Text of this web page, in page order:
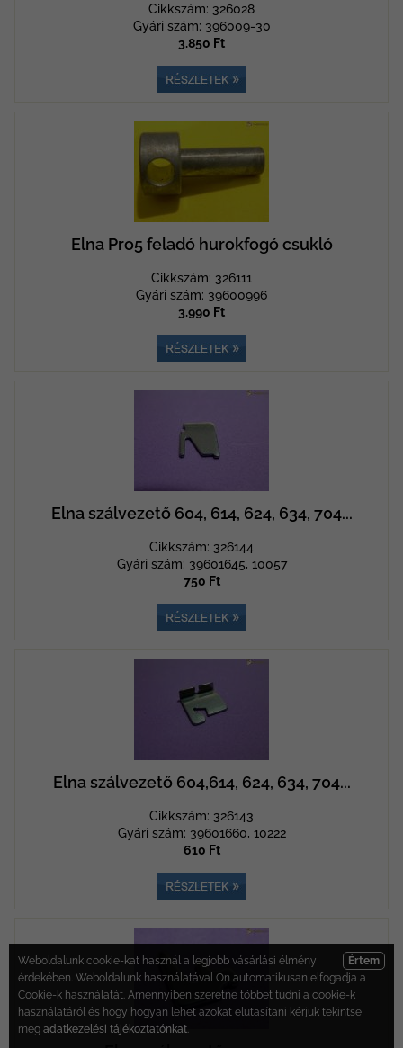
Cikkszám: 326028
Gyári szám: 396009-30
3.850 Ft
Elna Pro5 feladó hurokfogó csukló
Cikkszám: 326111
Gyári szám: 39600996
3.990 Ft
Elna szálvezető 604, 614, 624, 634, 704...
Cikkszám: 326144
Gyári szám: 39601645, 10057
750 Ft
Elna szálvezető 604,614, 624, 634, 704...
Cikkszám: 326143
Gyári szám: 39601660, 10222
610 Ft
Értem
Weboldalunk cookie-kat használ a legjobb vásárlási élmény
érdekében. Weboldalunk használatával Ön automatikusan elfogadja a
Cookie-k használatát. Amennyiben szeretne többet tudni a cookie-k
használatáról és hogy hogyan lehet azokat elutasítani kérjük tekintse
meg adatkezelési tájékoztatónkat.